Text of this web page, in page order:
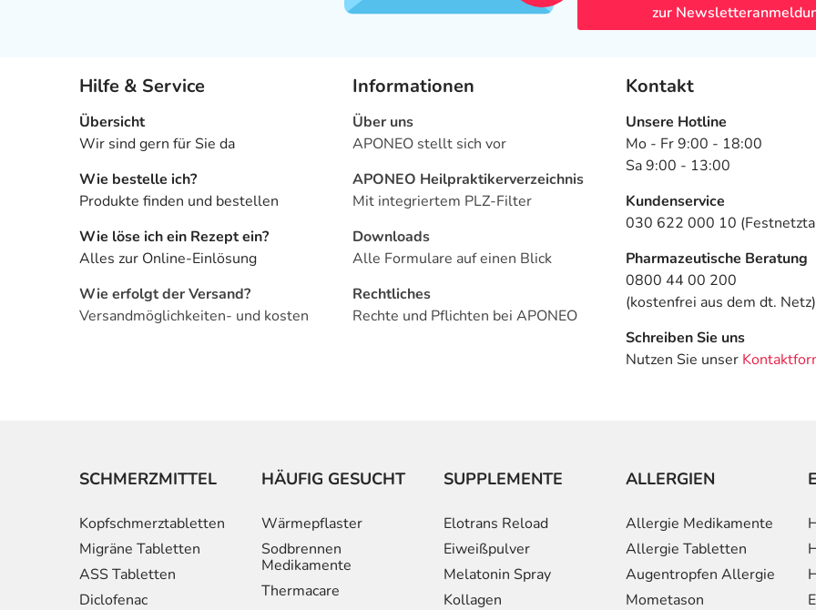
zur
Hilfe & Service
Übersicht
Wir sind gern für Sie da
Wie bestelle ich?
Produkte finden und bestellen
Wie löse ich ein Rezept ein?
Alles zur Online-Einlösung
Wie erfolgt der Versand?
Versandmöglichkeiten- und kosten
Informationen
Über uns
APONEO stellt sich vor
APONEO Heilpraktikerverzeichnis
Mit integriertem PLZ-Filter
Downloads
Alle Formulare auf einen Blick
Rechtliches
Rechte und Pflichten bei APONEO
Kontakt
Unsere Hotline
Mo - Fr 9:00 - 18:00
Sa 9:00 - 13:00
Kundenservice
030 622 000 10
Pharmazeutische Beratung
0800 44 00 200
(kostenfrei aus dem dt. Netz)
Schreiben Sie uns
Nutzen Sie unser
SCHMERZMITTEL
Kopfschmerztabletten
Migräne Tabletten
ASS Tabletten
Diclofenac
HÄUFIG GESUCHT
Wärmepflaster
Sodbrennen
Medikamente
Thermacare
SUPPLEMENTE
Elotrans Reload
Eiweißpulver
Melatonin Spray
Kollagen
ALLERGIEN
Allergie Medikamente
Allergie Tabletten
Augentropfen Allergie
Mometason